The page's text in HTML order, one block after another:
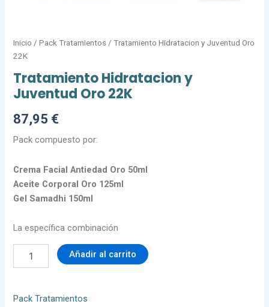
Inicio /Pack Tratamientos / Tratamiento Hidratacion y Juventud Oro
22K
Tratamiento Hidratacion y
Juventud Oro 22K
87,95 €
Pack compuesto por:
Crema Facial Antiedad Oro 50ml
Aceite Corporal Oro 125ml
Gel Samadhi 150ml
La específica combinación
Añadir al carrito
Pack Tratamientos